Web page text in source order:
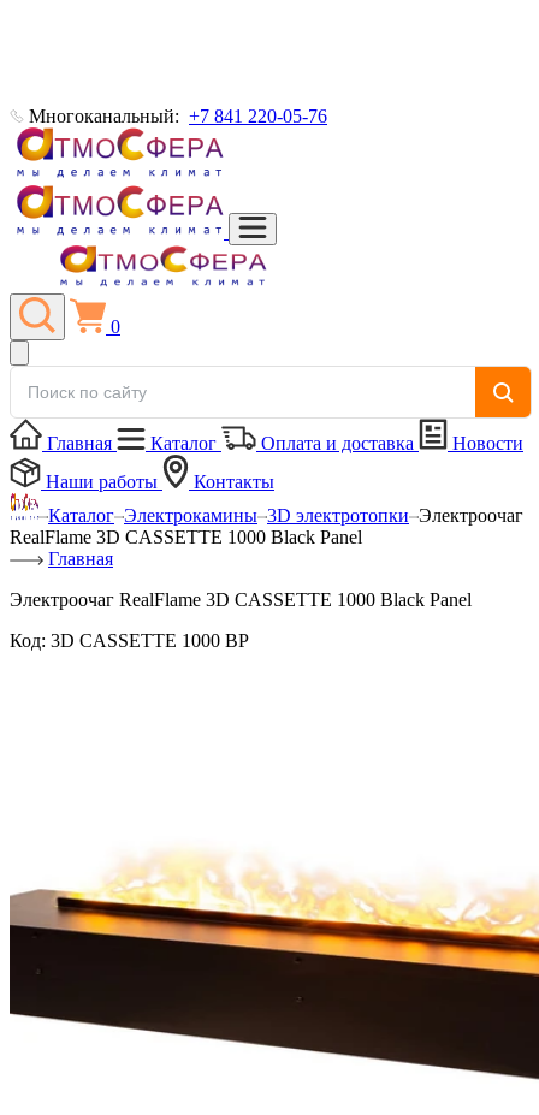
Многоканальный: +7 841 220-05-76
0
Главная Каталог Оплата и доставка
Новости
Наши работы
Контакты
Каталог Электрокамины 3D электротопки Электроочаг
RealFlame 3D CASSETTE 1000 Black Panel
Главная
Электроочаг RealFlame 3D CASSETTE 1000 Black Panel
Код: 3D CASSETTE 1000 BP